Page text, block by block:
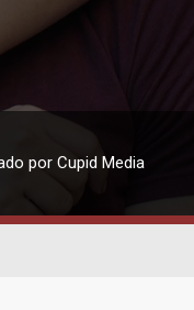
por Cupid Media